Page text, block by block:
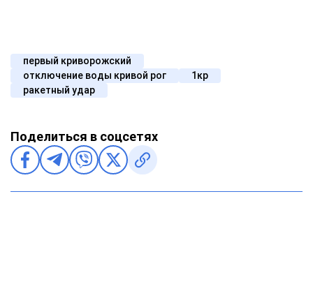
первый криворожский
отключение воды кривой рог
1кр
ракетный удар
Поделиться в соцсетях